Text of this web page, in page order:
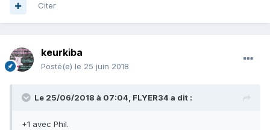
Citer
keurkiba
Posté(e) le 25 juin 2018
Le 25/06/2018 à 07:04, FLYER34 a dit :
+1 avec Phil.